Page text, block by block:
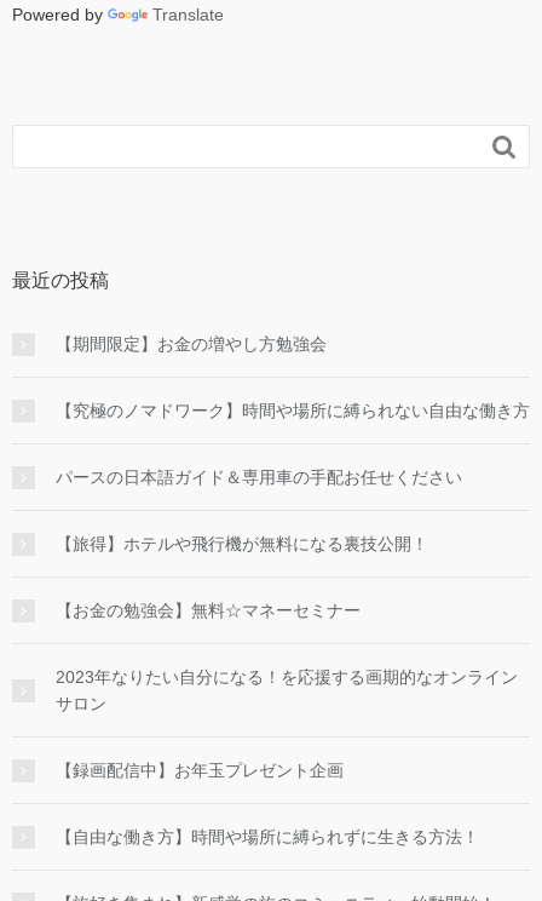
Powered by Translate

最近の投稿
【期間限定】お金の増やし方勉強会
【究極のノマドワーク】時間や場所に縛られない自由な働き方
パースの日本語ガイド＆専用車の手配お任せください
【旅得】ホテルや飛行機が無料になる裏技公開！
【お金の勉強会】無料☆マネーセミナー
2023年なりたい自分になる！を応援する画期的なオンライン
サロン
【録画配信中】お年玉プレゼント企画
【自由な働き方】時間や場所に縛られずに生きる方法！